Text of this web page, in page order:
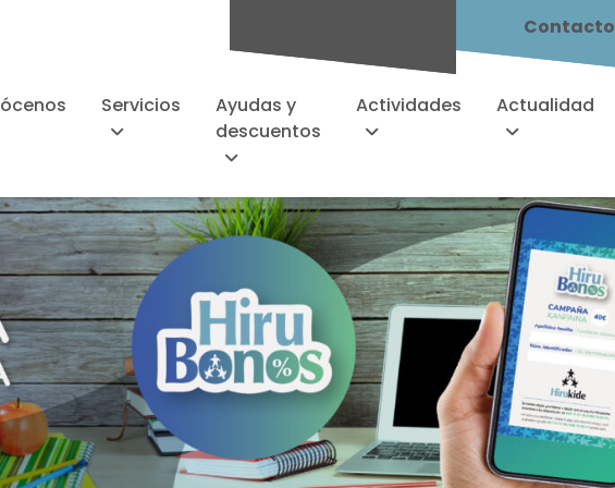
Contacto
Servicios
Ayudas y
descuentos
Actividades Actualidad